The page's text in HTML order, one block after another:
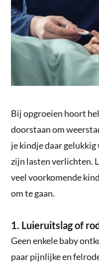
Bij opgroeien hoort
doorstaan om
je kindje daar
zijn lasten verlichten.
veel voorkomende
om te gaan.
1. Luieruitslag of
Geen enkele baby
paar pijnlijke en